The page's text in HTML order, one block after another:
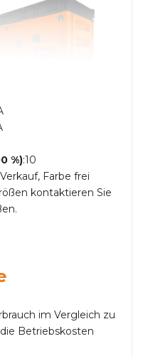
%):10
Farbe frei
kontaktieren Sie
im Vergleich zu
Betriebskosten